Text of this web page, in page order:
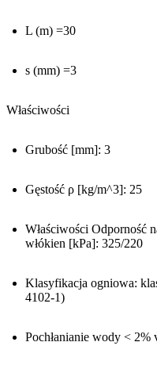
L (m) =30
s (mm) =3
Właściwości
Grubość [mm]: 3
Gęstość ρ [kg/m^3]: 25
Właściwości Odporność
włókien [kPa]: 325/220
Klasyfikacja ogniowa:
4102-1)
Pochłanianie wody < 2%